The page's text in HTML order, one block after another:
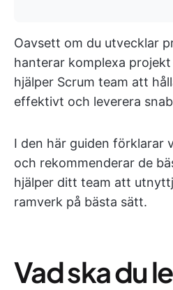
Oavsett om du utvecklar
hanterar komplexa
hjälper Scrum team att
effektivt och leverera
I den här guiden förklarar
och rekommenderar de
hjälper ditt team att
ramverk på bästa sätt.
Vad ska du